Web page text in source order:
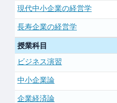
現代中小企業の経営学
長寿企業の経営学
授業科目
ビジネス演習
中小企業論
企業経済論